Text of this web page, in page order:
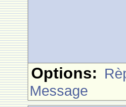
Options:
Message